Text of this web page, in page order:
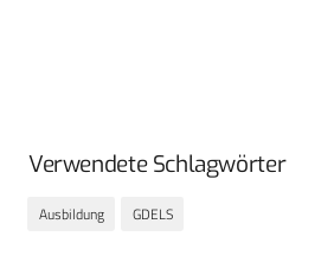
Verwendete Schlagwörter
Ausbildung GDELS